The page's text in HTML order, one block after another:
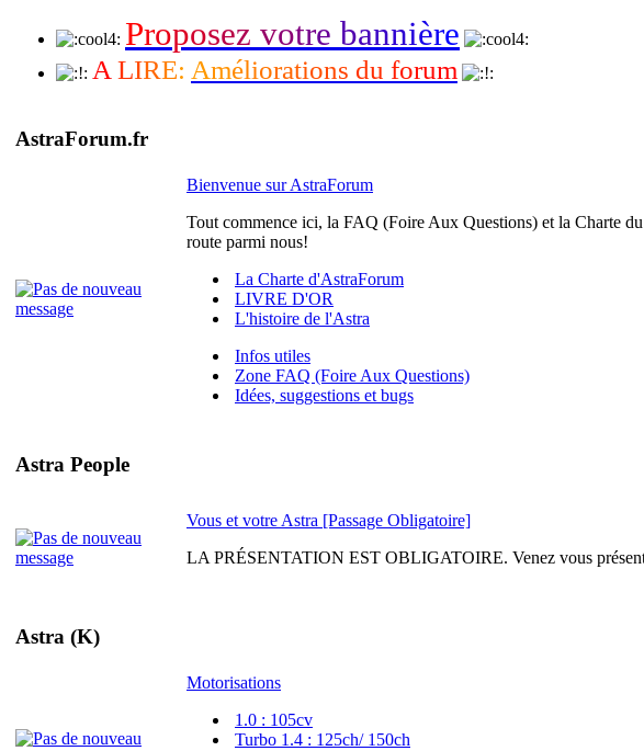
Proposez votre bannière
A LIRE: Améliorations du forum
AstraForum.fr
Bienvenue sur AstraForum
Tout commence ici, la FAQ (Foire Aux Questions) et la Charte
route parmi nous!
La Charte d'AstraForum
LIVRE D'OR
L'histoire de l'Astra
Infos utiles
Zone FAQ (Foire Aux Questions)
Idées, suggestions et bugs
Astra People
Vous et votre Astra [Passage Obligatoire]
LA PRÉSENTATION EST OBLIGATOIRE. Venez vous
Astra (K)
Motorisations
1.0 : 105cv
Turbo 1.4 : 125ch/ 150ch